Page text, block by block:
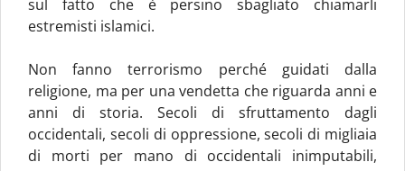
sul fatto che è persino sbagliato chiamarli
estremisti islamici.
Non fanno terrorismo perché guidati dalla
religione, ma per una vendetta che riguarda anni e
anni di storia. Secoli di sfruttamento dagli
occidentali, secoli di oppressione, secoli di migliaia
di morti per mano di occidentali inimputabili,